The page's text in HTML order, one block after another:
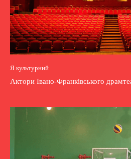
Я культурний
Актори Івано-Франківського